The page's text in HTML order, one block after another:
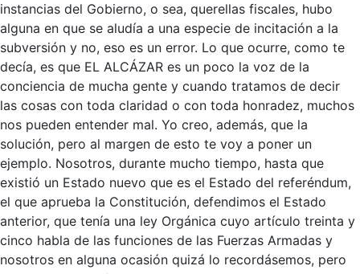
instancias del Gobierno, o sea, querellas fiscales, hubo
alguna en que se aludía a una especie de incitación a la
subversión y no, eso es un error. Lo que ocurre, como te
decía, es que EL ALCÁZAR es un poco la voz de la
conciencia de mucha gente y cuando tratamos de decir
las cosas con toda claridad o con toda honradez, muchos
nos pueden entender mal. Yo creo, además, que la
solución, pero al margen de esto te voy a poner un
ejemplo. Nosotros, durante mucho tiempo, hasta que
existió un Estado nuevo que es el Estado del referéndum,
el que aprueba la Constitución, defendimos el Estado
anterior, que tenía una ley Orgánica cuyo artículo treinta y
cinco habla de las funciones de las Fuerzas Armadas y
nosotros en alguna ocasión quizá lo recordásemos, pero